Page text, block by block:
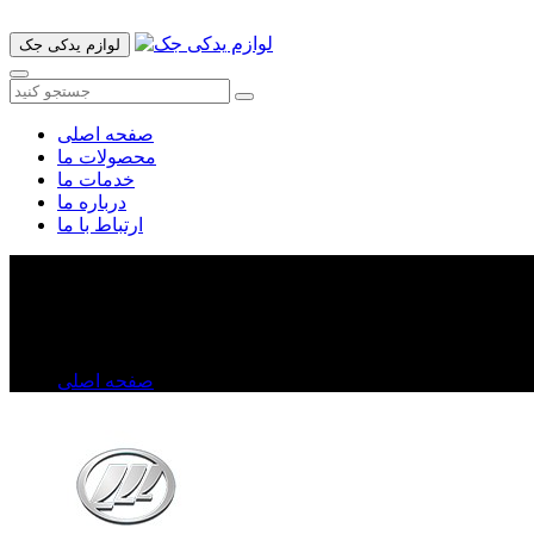
لوازم یدکی جک
صفحه اصلی
محصولات ما
خدمات ما
درباره ما
ارتباط با ما
صفحه اصلی